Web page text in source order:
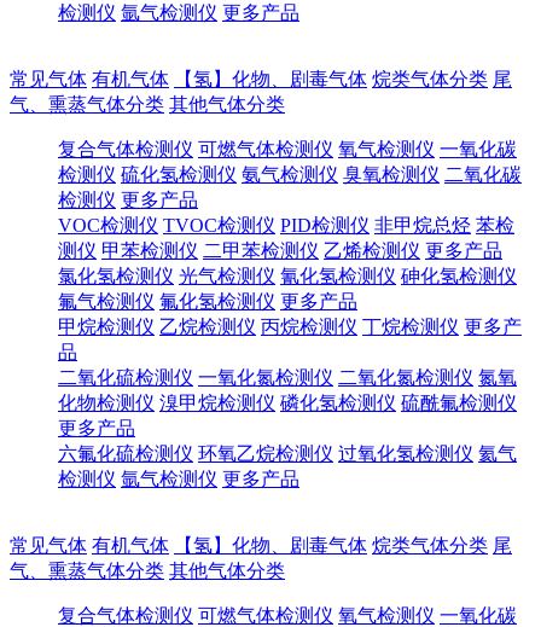
检测仪 氩气检测仪 更多产品
常见气体 有机气体 【氢】化物、剧毒气体 烷类气体分类 尾
气、熏蒸气体分类 其他气体分类
复合气体检测仪 可燃气体检测仪 氧气检测仪 一氧化碳
检测仪 硫化氢检测仪 氨气检测仪 臭氧检测仪 二氧化碳
检测仪 更多产品
VOC检测仪 TVOC检测仪 PID检测仪 非甲烷总烃 苯检
测仪 甲苯检测仪 二甲苯检测仪 乙烯检测仪 更多产品
氯化氢检测仪 光气检测仪 氰化氢检测仪 砷化氢检测仪
氟气检测仪 氟化氢检测仪 更多产品
甲烷检测仪 乙烷检测仪 丙烷检测仪 丁烷检测仪 更多产
品
二氧化硫检测仪 一氧化氮检测仪 二氧化氮检测仪 氮氧
化物检测仪 溴甲烷检测仪 磷化氢检测仪 硫酰氟检测仪
更多产品
六氟化硫检测仪 环氧乙烷检测仪 过氧化氢检测仪 氦气
检测仪 氩气检测仪 更多产品
常见气体 有机气体 【氢】化物、剧毒气体 烷类气体分类 尾
气、熏蒸气体分类 其他气体分类
复合气体检测仪 可燃气体检测仪 氧气检测仪 一氧化碳